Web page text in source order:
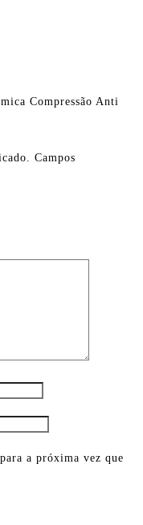
Compressão Anti
Campos
a próxima vez que